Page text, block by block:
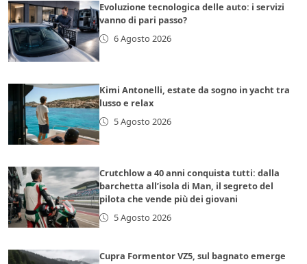
Evoluzione tecnologica delle auto: i servizi
vanno di pari passo?
6 Agosto 2026
Kimi Antonelli, estate da sogno in yacht tra
lusso e relax
5 Agosto 2026
Crutchlow a 40 anni conquista tutti: dalla
barchetta all’isola di Man, il segreto del
pilota che vende più dei giovani
5 Agosto 2026
Cupra Formentor VZ5, sul bagnato emerge